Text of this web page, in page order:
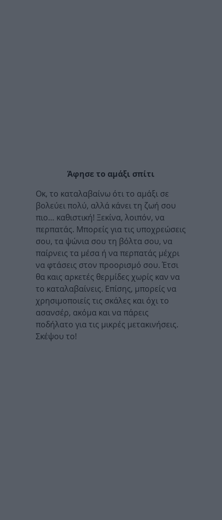
Άφησε το αμάξι σπίτι
Οκ, το καταλαβαίνω ότι το αμάξι σε
βολεύει πολύ, αλλά κάνει τη ζωή σου
πιο… καθιστική! Ξεκίνα, λοιπόν, να
περπατάς. Μπορείς για τις υποχρεώσεις
σου, τα ψώνια σου τη βόλτα σου, να
παίρνεις τα μέσα ή να περπατάς μέχρι
να φτάσεις στον προορισμό σου. Έτσι
θα καις αρκετές θερμίδες χωρίς καν να
το καταλαβαίνεις. Επίσης, μπορείς να
χρησιμοποιείς τις σκάλες και όχι το
ασανσέρ, ακόμα και να πάρεις
ποδήλατο για τις μικρές μετακινήσεις.
Σκέψου το!